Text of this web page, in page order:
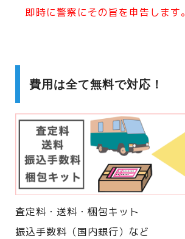
即時に警察にその旨を申告します。
費用は全て無料で対応！
査定料・送料・梱包キット
振込手数料（国内銀行）など